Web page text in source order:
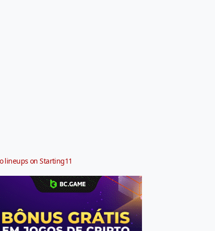
lineups on Starting11